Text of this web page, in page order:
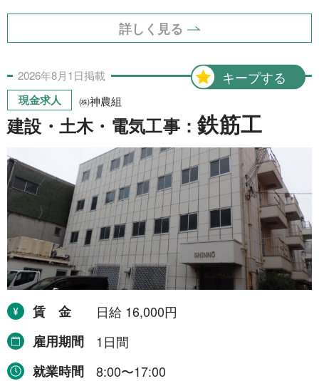
詳しく見る
キープする
2026年8月1日掲載
現金求人 ㈱神農組
建設・土木・電気工事：鉄筋工
賃金
日給 16,000円
雇用期間
1日間
就業時間
8:00〜17:00